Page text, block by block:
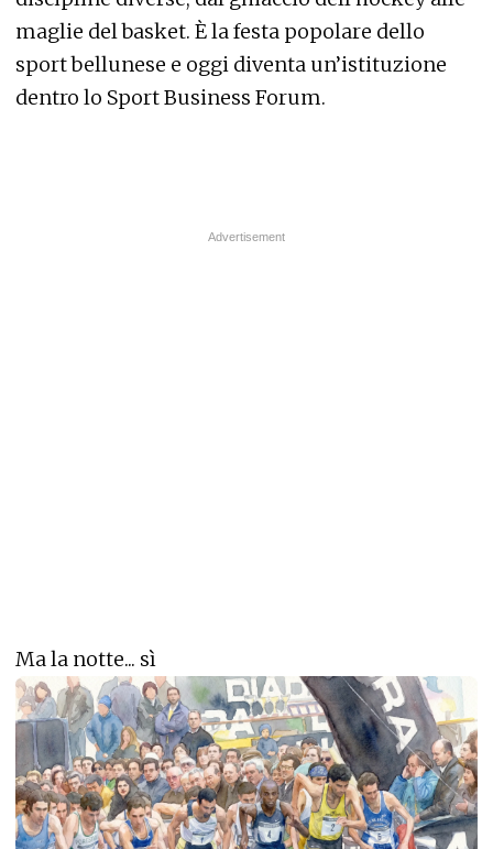
maglie del basket. È la festa popolare dello
sport bellunese e oggi diventa un’istituzione
dentro lo Sport Business Forum.
Ma la notte... sì